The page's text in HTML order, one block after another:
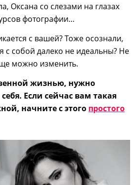
Оксана со слезами на глазах
фотографии…
с вашей? Тоже осознали,
собой далеко не идеальны? Не
можно изменить.
жизнью, нужно
Если сейчас вам такая
начните с этого простого